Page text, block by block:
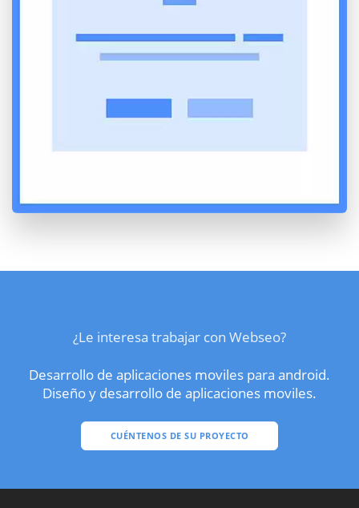
¿Le interesa trabajar con Webseo?
Desarrollo de aplicaciones moviles para android.
Diseño y desarrollo de aplicaciones moviles.
CUÉNTENOS DE SU PROYECTO